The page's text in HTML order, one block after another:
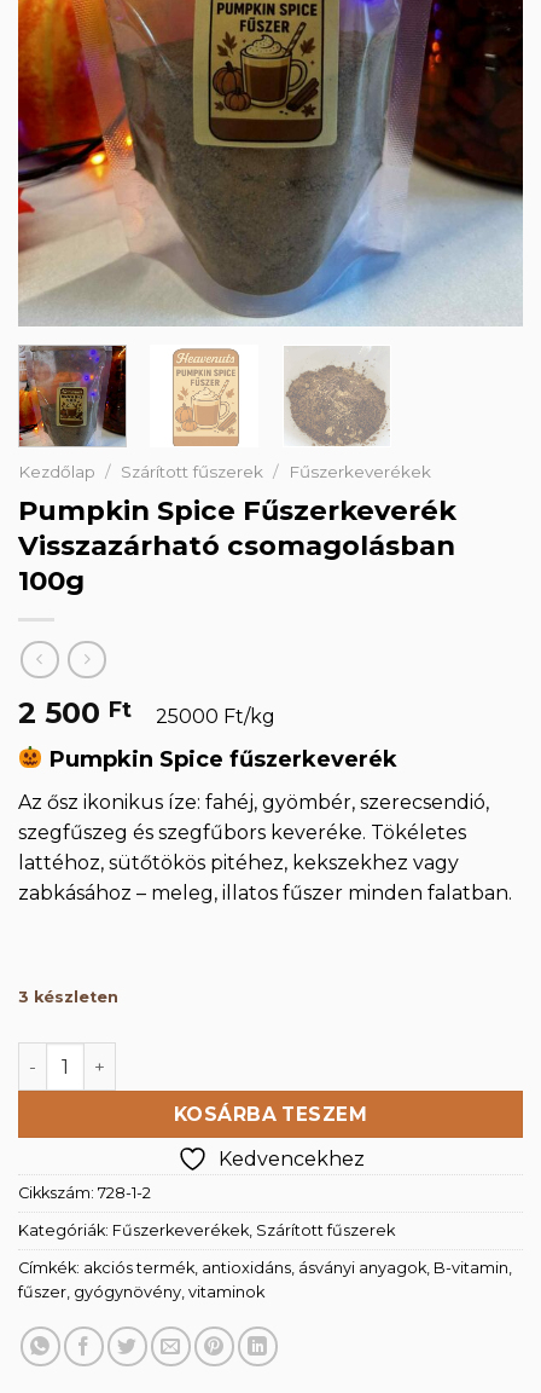
Kezdőlap / Szárított fűszerek / Fűszerkeverékek
Pumpkin Spice Fűszerkeverék
Visszazárható csomagolásban
100g
2 500 Ft 25000 Ft/kg
Pumpkin Spice fűszerkeverék
Az ősz ikonikus íze: fahéj, gyömbér, szerecsendió,
szegfűszeg és szegfűbors keveréke. Tökéletes
lattéhoz, sütőtökös pitéhez, kekszekhez vagy
zabkásához – meleg, illatos fűszer minden falatban.
3 készleten
Pumpkin Spice Fűszerkeverék Visszazárható
KOSÁRBA TESZEM
Kedvencekhez
Cikkszám: 728-1-2
Kategóriák: Fűszerkeverékek Szárított fűszerek
Címkék: akciós termék antioxidáns ásványi anyagok B-vitamin
fűszer gyógynövény vitaminok